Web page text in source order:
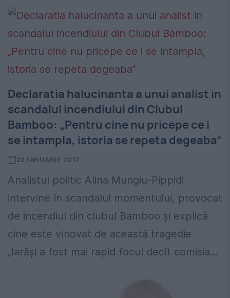
Declaratia halucinanta a unui analist in
scandalul incendiului din Clubul
Bamboo: „Pentru cine nu pricepe ce i
se intampla, istoria se repeta degeaba“
22 IANUARIE 2017
Analistul politic Alina Mungiu-Pippidi
intervine în scandalul momentului, provocat
de incendiul din clubul Bamboo și explică
cine este vinovat de această tragedie
„Iarăşi a fost mai rapid focul decît comisia...